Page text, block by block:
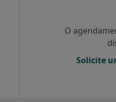
O
Solicite